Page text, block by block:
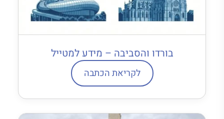
בורדו והסביבה – מידע למטייל
לקריאת הכתבה